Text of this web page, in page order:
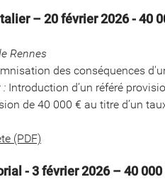
– 20 février 2026 - 40
Rennes
des conséquences
: Introduction d’un référé
de 40 000 € au titre d’un
(PDF)
- 3 février 2026 – 40